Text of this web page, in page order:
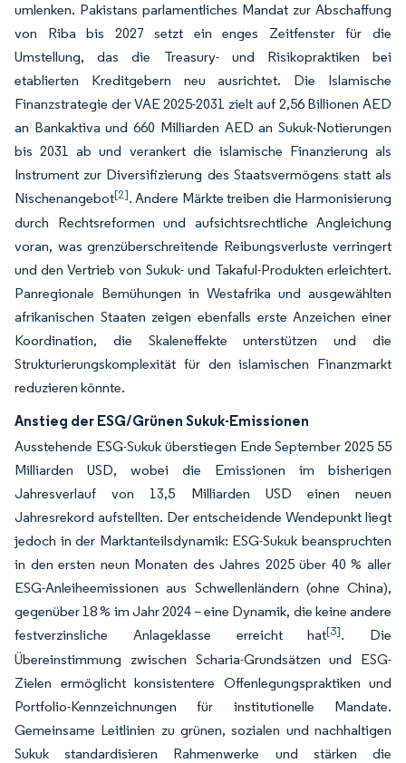
umlenken. Pakistans parlamentliches Mandat zur Abschaffung
von Riba bis 2027 setzt ein enges Zeitfenster für die
Umstellung, das die Treasury- und Risikopraktiken bei
etablierten Kreditgebern neu ausrichtet. Die Islamische
Finanzstrategie der VAE 2025-2031 zielt auf 2,56 Billionen AED
an Bankaktiva und 660 Milliarden AED an Sukuk-Notierungen
bis 2031 ab und verankert die islamische Finanzierung als
Instrument zur Diversifizierung des Staatsvermögens statt als
Nischenangebot[2]. Andere Märkte treiben die Harmonisierung
durch Rechtsreformen und aufsichtsrechtliche Angleichung
voran, was grenzüberschreitende Reibungsverluste verringert
und den Vertrieb von Sukuk- und Takaful-Produkten erleichtert.
Panregionale Bemühungen in Westafrika und ausgewählten
afrikanischen Staaten zeigen ebenfalls erste Anzeichen einer
Koordination, die Skaleneffekte unterstützen und die
Strukturierungskomplexität für den islamischen Finanzmarkt
reduzieren könnte.
Anstieg der ESG/Grünen Sukuk-Emissionen
Ausstehende ESG-Sukuk überstiegen Ende September 2025 55
Milliarden USD, wobei die Emissionen im bisherigen
Jahresverlauf von 13,5 Milliarden USD einen neuen
Jahresrekord aufstellten. Der entscheidende Wendepunkt liegt
jedoch in der Marktanteilsdynamik: ESG-Sukuk beanspruchten
in den ersten neun Monaten des Jahres 2025 über 40 % aller
ESG-Anleiheemissionen aus Schwellenländern (ohne China),
gegenüber 18 % im Jahr 2024 – eine Dynamik, die keine andere
festverzinsliche Anlageklasse erreicht hat[3]. Die
Übereinstimmung zwischen Scharia-Grundsätzen und ESG-
Zielen ermöglicht konsistentere Offenlegungspraktiken und
Portfolio-Kennzeichnungen für institutionelle Mandate.
Gemeinsame Leitlinien zu grünen, sozialen und nachhaltigen
Sukuk standardisieren Rahmenwerke und stärken die